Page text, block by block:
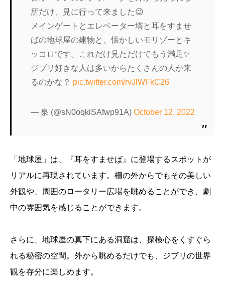
所だけ、見に行って来ました😉
メインゲートとエレベーター塔と耳をすませ
ばの地球屋の建物と、懐かしいモリゾーとキ
ッコロです。これだけ見ただけでもう満足✨
ジブリ好きな人は多いからたくさんの人が来
るのかな？ pic.twitter.com/rvJlWFkC26
— 泉 (@sN0oqkiSAfwp91A)October 12, 2022
「地球屋」は、『耳をすませば』に登場するスポットが
リアルに再現されています。柵の外からでもその美しい
外観や、周囲のロータリー広場を眺めることができ、劇
中の雰囲気を感じることができます。
さらに、地球屋の真下にある洞窟は、探検心をくすぐら
れる秘密の空間。外から眺めるだけでも、ジブリの世界
観を存分に楽しめます。